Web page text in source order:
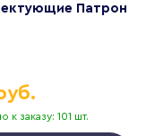
Патрон
к заказу: 101 шт.